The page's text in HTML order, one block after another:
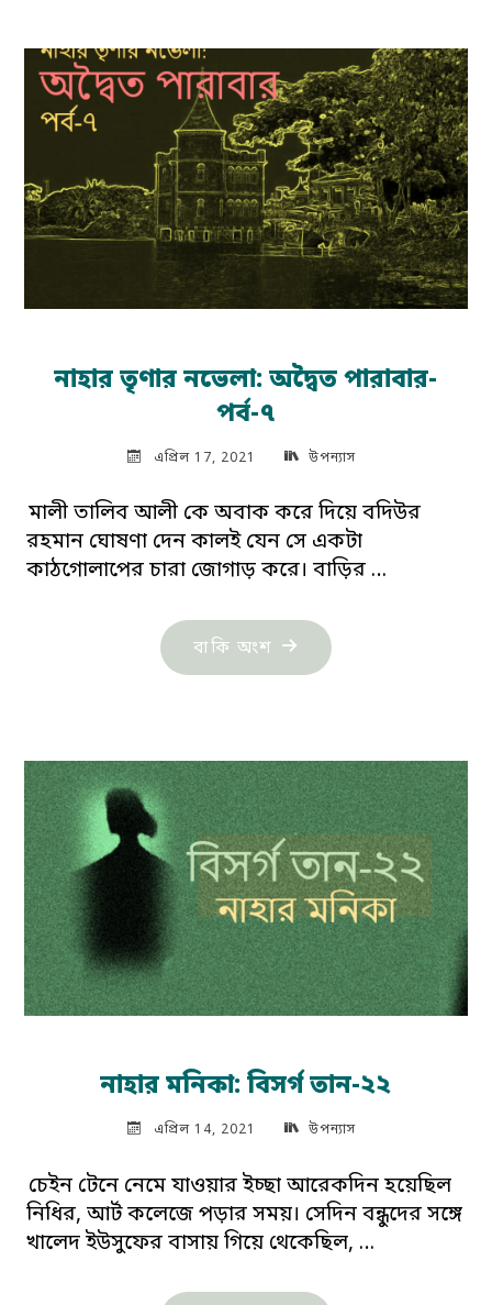
নাহার তৃণার নভেলা: অদ্বৈত পারাবার-
পর্ব-৭
এপ্রিল 17, 2021 উপন্যাস
মালী তালিব আলী কে অবাক করে দিয়ে বদিউর
রহমান ঘোষণা দেন কালই যেন সে একটা
কাঠগোলাপের চারা জোগাড় করে। বাড়ির …
বাকি অংশ "নাহার
তৃণার
পারাবার-
পর্ব-৭"
নাহার মনিকা: বিসর্গ তান-২২
এপ্রিল 14, 2021 উপন্যাস
চেইন টেনে নেমে যাওয়ার ইচ্ছা আরেকদিন হয়েছিল
নিধির, আর্ট কলেজে পড়ার সময়। সেদিন বন্ধুদের সঙ্গে
খালেদ ইউসুফের বাসায় গিয়ে থেকেছিল, …